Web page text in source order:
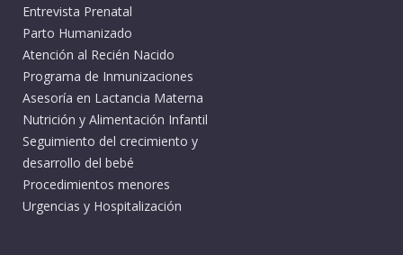
Entrevista Prenatal
Parto Humanizado
Atención al Recién Nacido
Programa de Inmunizaciones
Asesoría en Lactancia Materna
Nutrición y Alimentación Infantil
Seguimiento del crecimiento y
desarrollo del bebé
Procedimientos menores
Urgencias y Hospitalización